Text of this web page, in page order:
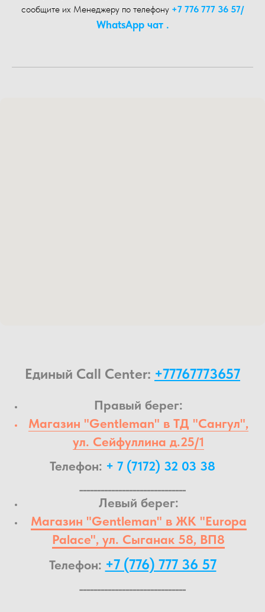
сообщите их Менеджеру по телефону +7 776 777 36 57/
WhatsA pp чат .
Единый Call Center: +77767773657
Правый берег:
Магазин "Gentleman" в ТД "Сангул",
ул. Сейфуллина д.25/1
Телефон: + 7 (7172) 32 03 38
Левый берег:
Магазин "Gentleman" в ЖК "Europa
Palace", ул. Сыганак 58, ВП8
Телефон: +7 (776) 777 36 57